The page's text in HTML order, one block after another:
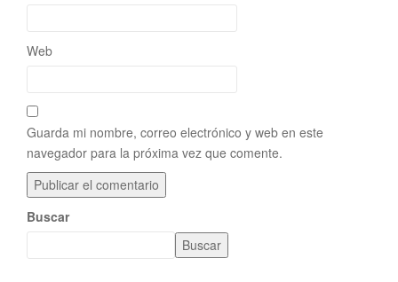
Web
Guarda mi nombre, correo electrónico y web en este
navegador para la próxima vez que comente.
Buscar
Buscar